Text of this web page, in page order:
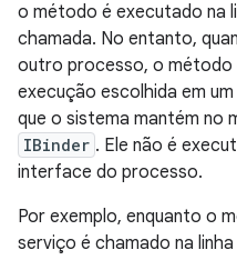
o método é executado na
chamada. No entanto,
outro processo, o método
execução escolhida em
que o sistema mantém no
IBinder . Ele não é
interface do processo.
Por exemplo, enquanto o
serviço é chamado na